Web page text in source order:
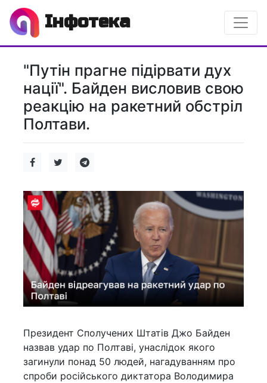
Інфотека
"Путін прагне підірвати дух
нації". Байден висловив свою
реакцію на ракетний обстріл
Полтави.
Президент Сполучених Штатів Джо Байден
назвав удар по Полтаві, унаслідок якого
загинули понад 50 людей, нагадуванням про
спроби російського диктатора Володимира